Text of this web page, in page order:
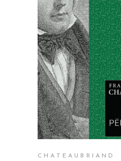
SHTOJE NË
CHATEAUBRIAND